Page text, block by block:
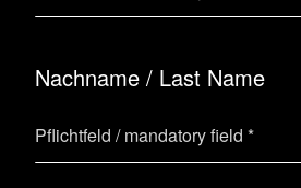
Nachname / Last Name